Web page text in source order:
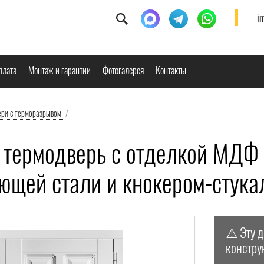
Монтаж и гарантии Фотогалерея Контакты
с терморазрывом /
с отделкой МДФ
стали и кнокером-
⚠️ Эту